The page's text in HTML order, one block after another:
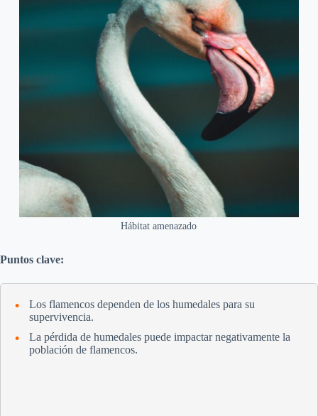
Hábitat amenazado
Puntos clave:
Los flamencos dependen de los humedales para su
supervivencia.
La pérdida de humedales puede impactar negativamente la
población de flamencos.